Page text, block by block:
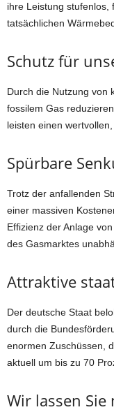
ihre Leistung stufenlos,
tatsächlichen
Schutz für
Durch die Nutzung von
fossilem Gas
leisten einen
Spürbare
Trotz der anfallenden
einer massiven
Effizienz der Anlage
des Gasmarktes
Attraktive
Der deutsche Staat
durch die
enormen Zuschüssen,
aktuell um bis zu 70
Wir lassen